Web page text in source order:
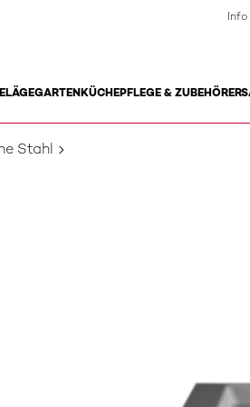
GARTENKÜCHEPFLEGE & ZUBEHÖR
Info
Stahl